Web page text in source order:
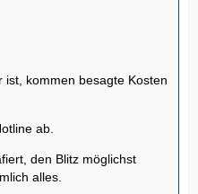
kommen besagte Kosten
ab.
den Blitz möglichst
alles.